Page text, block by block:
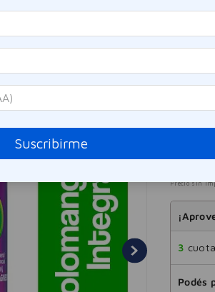
Fresh Elea 350g
$ 38
Precio sin
3
Podés
Suscribirme